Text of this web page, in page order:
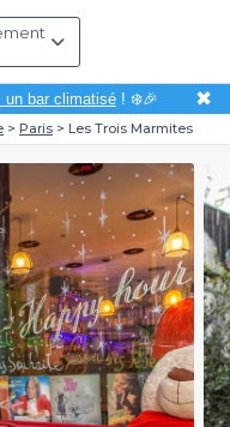
un bar climatisé! ❄️🎉 ✖
Paris Les Trois Marmites